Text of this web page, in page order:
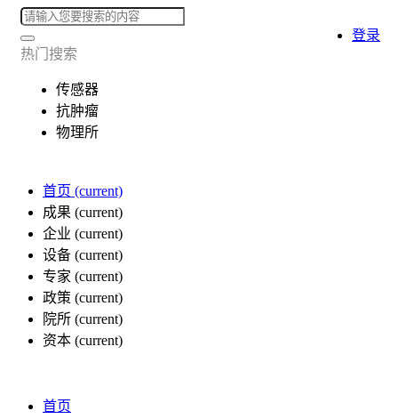
热门搜索
传感器
抗肿瘤
物理所
首页 (current)
成果 (current)
企业 (current)
设备 (current)
专家 (current)
政策 (current)
院所 (current)
资本 (current)
登录
首页